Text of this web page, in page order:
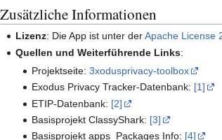
Zusätzliche Informationen
Lizenz: Die App ist unter derApache License
Quellen und Weiterführende Links:
Projektseite: 3xodusprivacy-toolbox
Exodus Privacy Tracker-Datenbank: [1]
ETIP-Datenbank: [2]
Basisprojekt ClassyShark: [3]
Basisprojekt apps_Packages Info: [4]